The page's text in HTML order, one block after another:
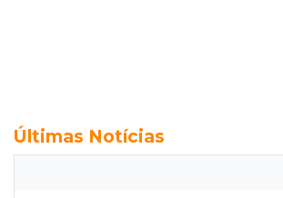
Últimas Notícias